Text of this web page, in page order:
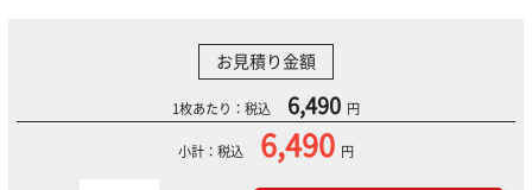
お見積り金額
1枚あたり：税込 6,490 円
小計：税込 6,490 円